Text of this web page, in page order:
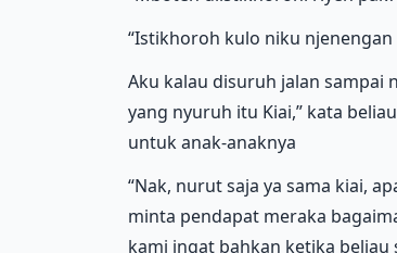
“Istikhoroh kulo niku njenengan
Aku kalau disuruh jalan sampai
yang nyuruh itu Kiai,” kata
untuk anak-anaknya
“Nak, nurut saja ya sama kiai,
minta pendapat meraka
kami ingat bahkan ketika beliau